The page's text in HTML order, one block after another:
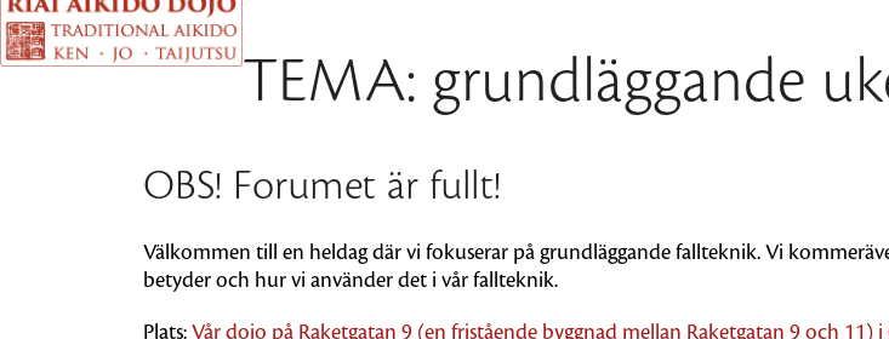
TEMA: grundläggande
OBS! Forumet är fullt!
Välkommen till en heldag där vi fokuserar på grundläggande fallteknik. Vi
betyder och hur vi använder det i vår fallteknik.
Plats: Vår dojo på Raketgatan 9 (en fristående byggnad mellan Raketgatan 9 och 11)